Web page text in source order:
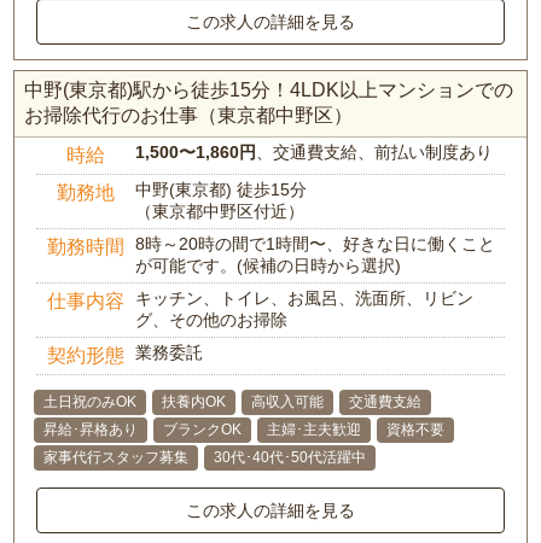
この求人の詳細を見る
中野(東京都)駅から徒歩15分！4LDK以上マンションでの
お掃除代行のお仕事（東京都中野区）
時給 1,500〜1,860円 、交通費支給、前払い制度あり
勤務地
中野(東京都) 徒歩15分
（東京都中野区付近）
勤務時間
8時～20時の間で1時間〜、好きな日に働くこと
が可能です。(候補の日時から選択)
仕事内容
キッチン、トイレ、お風呂、洗面所、リビン
グ、その他のお掃除
契約形態 業務委託
土日祝のみOK 扶養内OK 高収入可能
交通費支給
昇給･昇格あり
ブランクOK 主婦･主夫歓迎
資格不要
家事代行スタッフ募集
30代･40代･50代活躍中
この求人の詳細を見る